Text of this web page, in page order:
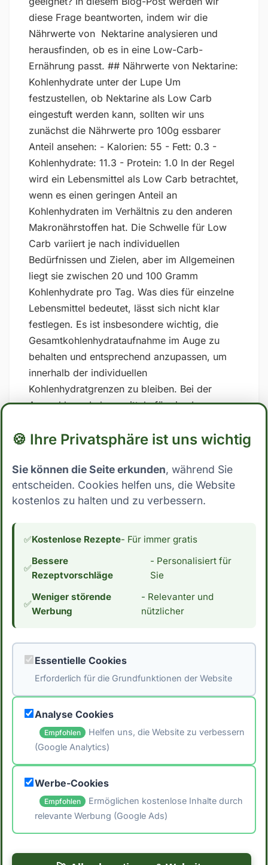
diese Frage beantworten, indem wir die
Nährwerte von Nektarine analysieren und
herausfinden, ob es in eine Low-Carb-
Ernährung passt. ## Nährwerte von Nektarine:
Kohlenhydrate unter der Lupe Um
festzustellen, ob Nektarine als Low Carb
eingestuft werden kann, sollten wir uns
zunächst die Nährwerte pro 100g essbarer
Anteil ansehen: - Kalorien: 55 - Fett: 0.3 -
Kohlenhydrate: 11.3 - Protein: 1.0 In der Regel
wird ein Lebensmittel als Low Carb betrachtet,
wenn es einen geringen Anteil an
Kohlenhydraten im Verhältnis zu den anderen
Makronährstoffen hat. Die Schwelle für Low
Carb variiert je nach individuellen
Bedürfnissen und Zielen, aber im Allgemeinen
liegt sie zwischen 20 und 100 Gramm
Kohlenhydrate pro Tag. Was dies für einzelne
Lebensmittel bedeutet, lässt sich nicht klar
festlegen. Es ist insbesondere wichtig, die
Gesamtkohlenhydrataufnahme im Auge zu
behalten und entsprechend anzupassen, um
innerhalb der individuellen
Kohlenhydratgrenzen zu bleiben. Bei der
Auswahl von Lebensmitteln für eine Low-
auf zuckerhaltige und stark verarbeitete
Vollwertkost setzen, die reich an Nährstoffen
und Ballaststoffen ist. ## Low Carb Ernährung:
Wo steht Nektarine? Mit 11.3 Gramm
Nektarine eindeutig nicht in die Kategorie Low
die ihre Kohlenhydrataufnahme reduzieren
möchten, aus. Wenn du an einer Low Carb
Ernährung interessiert bist, interessiert dich
vielleicht auch der Kaloriengehalt. Mit 55
Nektarine einen durchschnittlichen
Kaloriengehalt. *Hinweis: Die Daten stammen
aus der [Schweizer Nährwertdatenbank]
(https://naehrwertdaten.ch/de/).*
🖨️ Artikel drucken
← Zurück zum Blog
Zu den Rezepten →
🍪 Ihre Privatsphäre ist uns wichtig
Sie können die Seite erkunden, während Sie
entscheiden. Cookies helfen uns, die Website
kostenlos zu halten und zu verbessern.
✅Kostenlose Rezepte- Für immer gratis
✅
Bessere
Rezeptvorschläge
- Personalisiert für
Sie
✅
Weniger störende
Werbung
- Relevanter und
nützlicher
Essentielle Cookies
Erforderlich für die Grundfunktionen der Website
Analyse Cookies
Empfohlen
Helfen uns, die Website zu verbessern
(Google Analytics)
Werbe-Cookies
Empfohlen
Ermöglichen kostenlose Inhalte durch
relevante Werbung (Google Ads)